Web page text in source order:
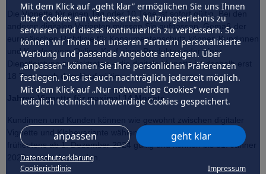
Mit dem Klick auf „geht klar” ermöglichen Sie uns Ihnen
über Cookies ein verbessertes Nutzungserlebnis zu
servieren und dieses kontinuierlich zu verbessern. So
können wir Ihnen bei unseren Partnern personalisierte
Werbung und passende Angebote anzeigen. Über
„anpassen” können Sie Ihre persönlichen Präferenzen
festlegen. Dies ist auch nachträglich jederzeit möglich.
Mit dem Klick auf „Nur notwendige Cookies” werden
lediglich technisch notwendige Cookies gespeichert.
anpassen geht klar
Datenschutzerklärung
Cookierichtlinie
Impressum
Die Vignette für einen Tag oder 10 Tage ist sofort gültig. Bei den
anderen digitalen Varianten müssen Sie aufpassen. Gemäß der
europäischen Richtlinie für Konsumentenschutz können Kundinnen
und Kunden vom Online-Kauf eines Produktes oder einer
Dienstleistung zurücktreten – die digitale Vignette ist deshalb erst
18 Tage nach dem Kauf gültig.
Jahres-Vignette für maximal 14 Monate
Vignette und Klebevariante wählen. Die Jahres-Vignetten sind
frühestens ab 1. Dezember 2024 gültig und können bis 31. Jänner
2026 verwendet werden.